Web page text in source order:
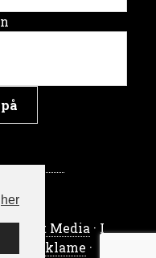
her
Smart Media · I
Reklame ·